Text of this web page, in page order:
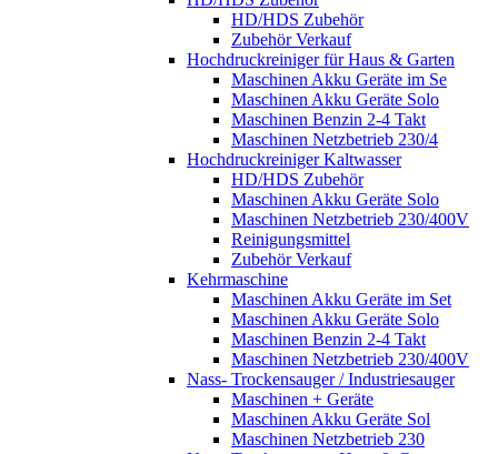
HD/HDS Zubehör
Zubehör Verkauf
Hochdruckreiniger für Haus & Garten
Maschinen Akku Geräte im Se
Maschinen Akku Geräte Solo
Maschinen Benzin 2-4 Takt
Maschinen Netzbetrieb 230/4
Hochdruckreiniger Kaltwasser
HD/HDS Zubehör
Maschinen Akku Geräte Solo
Maschinen Netzbetrieb 230/400V
Reinigungsmittel
Zubehör Verkauf
Kehrmaschine
Maschinen Akku Geräte im Set
Maschinen Akku Geräte Solo
Maschinen Benzin 2-4 Takt
Maschinen Netzbetrieb 230/400V
Nass- Trockensauger / Industriesauger
Maschinen + Geräte
Maschinen Akku Geräte Sol
Maschinen Netzbetrieb 230